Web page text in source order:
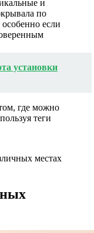
и
по
если
установки
где можно
теги
местах